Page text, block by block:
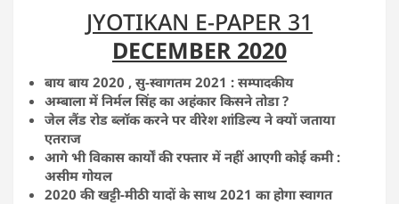
JYOTIKAN E-PAPER 31
DECEMBER 2020
बाय बाय 2020 , सु-स्वागतम 2021 : सम्पादकीय
अम्बाला में निर्मल सिंह का अहंकार किसने तोडा ?
जेल लैंड रोड ब्लॉक करने पर वीरेश शांडिल्य ने क्यों जताया
एतराज
आगे भी विकास कार्यों की रफ्तार में नहीं आएगी कोई कमी :
असीम गोयल
2020 की खट्टी-मीठी यादों के साथ 2021 का होगा स्वागत